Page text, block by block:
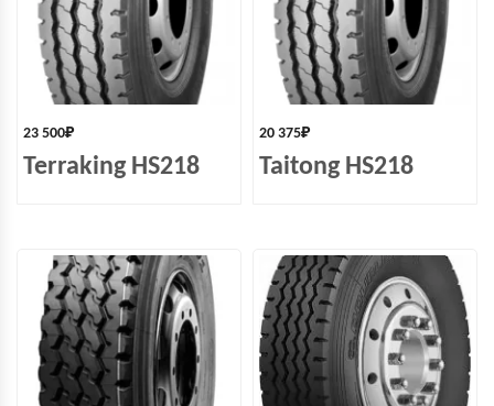
23 500₽
Terraking HS218
20 375₽
Taitong HS218